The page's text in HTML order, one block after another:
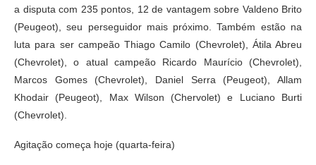
a disputa com 235 pontos, 12 de vantagem sobre Valdeno Brito
(Peugeot), seu perseguidor mais próximo. Também estão na
luta para ser campeão Thiago Camilo (Chevrolet), Átila Abreu
(Chevrolet), o atual campeão Ricardo Maurício (Chevrolet),
Marcos Gomes (Chevrolet), Daniel Serra (Peugeot), Allam
Khodair (Peugeot), Max Wilson (Chervolet) e Luciano Burti
(Chevrolet).
Agitação começa hoje (quarta-feira)